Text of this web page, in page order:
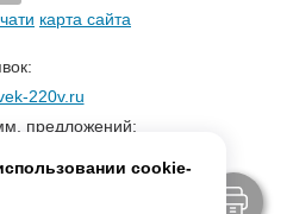
карта сайта
220v.ru
предложений:
cookie-